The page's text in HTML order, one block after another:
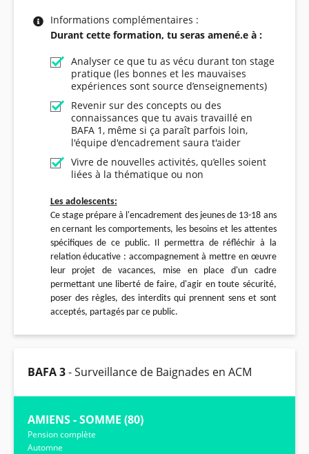
Informations complémentaires :
Durant cette formation, tu seras amené.e à :
Analyser ce que tu as vécu durant ton stage
pratique (les bonnes et les mauvaises
expériences sont source d’enseignements)
Revenir sur des concepts ou des
connaissances que tu avais travaillé en
BAFA 1, même si ça paraît parfois loin,
l'équipe d'encadrement saura t'aider
Vivre de nouvelles activités, qu’elles soient
liées à la thématique ou non
Les adolescents:
Ce stage prépare à l'encadrement des jeunes de 13-18 ans
en cernant les comportements, les besoins et les attentes
spécifiques de ce public. Il permettra de réfléchir à la
relation éducative : accompagnement à mettre en œuvre
leur projet de vacances, mise en place d'un cadre
permettant une liberté de faire, d'agir en toute sécurité,
poser des règles, des interdits qui prennent sens et sont
acceptés, partagés par ce public.
BAFA 3- Surveillance de Baignades en ACM
AMIENS - SOMME (80)
Pension complète
Automne